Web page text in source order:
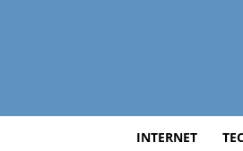
INTERNET